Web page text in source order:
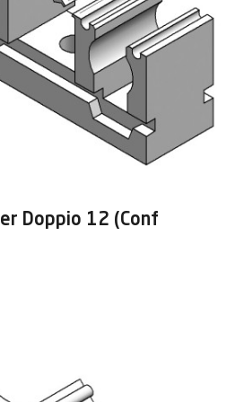
Doppio 12 (Conf